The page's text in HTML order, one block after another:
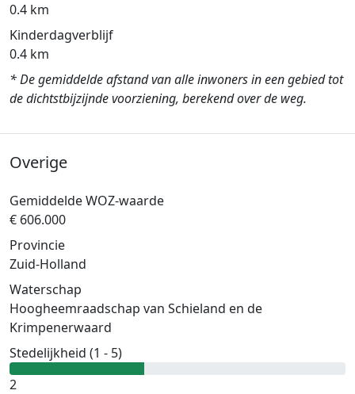
0.4 km
Kinderdagverblijf
0.4 km
* De gemiddelde afstand van alle inwoners in een gebied tot
de dichtstbijzijnde voorziening, berekend over de weg.
Overige
Gemiddelde WOZ-waarde
€ 606.000
Provincie
Zuid-Holland
Waterschap
Hoogheemraadschap van Schieland en de
Krimpenerwaard
Stedelijkheid (1 - 5)
2